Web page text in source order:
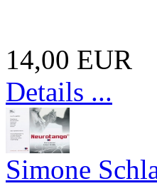
14,00 EUR
Details ...
Simone